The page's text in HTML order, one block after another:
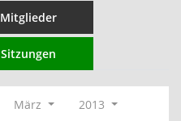
Mitglieder
Sitzungen
März
2013